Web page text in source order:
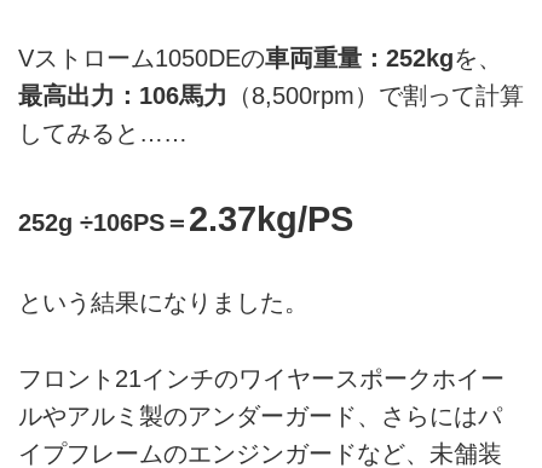
Vストローム1050DEの車両重量：252kgを、
最高出力：106馬力 （8,500rpm）で割って計算
してみると……
252g ÷106PS＝ 2.37kg/PS
という結果になりました。
フロント21インチのワイヤースポークホイー
ルやアルミ製のアンダーガード、さらにはパ
イプフレームのエンジンガードなど、未舗装